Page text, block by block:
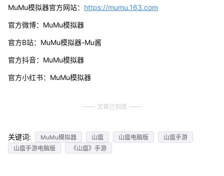
MuMu模拟器官方网站： https://mumu.163.com
官方微博：MuMu模拟器
官方B站：MuMu模拟器-Mu酱
官方抖音：MuMu模拟器
官方小红书：MuMu模拟器
文章已到底
关键词: MuMu模拟器 山瘟 山瘟电脑版
山瘟手游
山瘟手游电脑版
《山瘟》手游